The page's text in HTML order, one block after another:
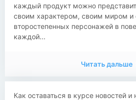
каждый продукт можно
своим характером, своим миром и
второстепенных персонажей в
каждой...
Читать дальше
Как оставаться в курсе новостей и